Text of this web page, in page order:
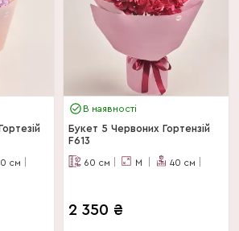
см
В наявності
Букет 5 Червоних Гортензій
F613
60 см M 40 см
2 350 ₴